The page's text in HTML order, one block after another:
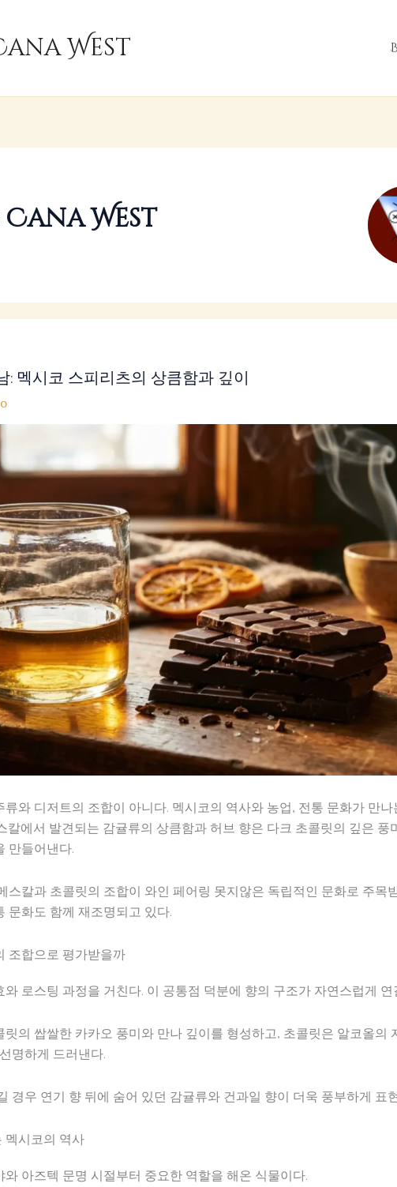
West
Cana West
: 멕시코 스피리츠의 상큼함과 깊이
와 디저트의 조합이 아니다. 멕시코의 역사와 농업, 전통 문화가 만나
칼에서 발견되는 감귤류의 상큼함과 허브 향은 다크 초콜릿의 깊은 풍
만들어낸다.
스칼과 초콜릿의 조합이 와인 페어링 못지않은 독립적인 문화로 주목
문화도 함께 재조명되고 있다.
조합으로 평가받을까
로스팅 과정을 거친다. 이 공통점 덕분에 향의 구조가 자연스럽게 연
의 쌉쌀한 카카오 풍미와 만나 깊이를 형성하고, 초콜릿은 알코올의
명하게 드러낸다.
경우 연기 향 뒤에 숨어 있던 감귤류와 건과일 향이 더욱 풍부하게 표
멕시코의 역사
아즈텍 문명 시절부터 중요한 역할을 해온 식물이다.